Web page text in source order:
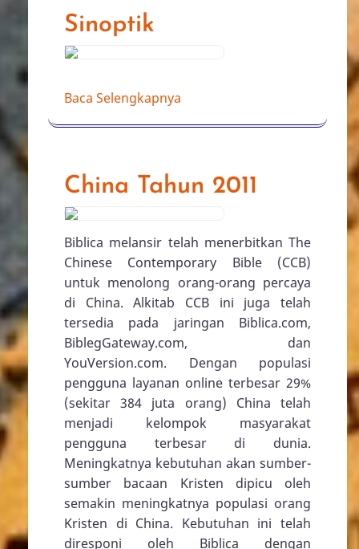
Sinoptik
Baca Selengkapnya
China Tahun 2011
Biblica melansir telah menerbitkan The
Chinese Contemporary Bible (CCB)
untuk menolong orang-orang percaya
di China. Alkitab CCB ini juga telah
tersedia pada jaringan Biblica.com,
BiblegGateway.com, dan
YouVersion.com. Dengan populasi
pengguna layanan online terbesar 29%
(sekitar 384 juta orang) China telah
menjadi kelompok masyarakat
pengguna terbesar di dunia.
Meningkatnya kebutuhan akan sumber-
sumber bacaan Kristen dipicu oleh
semakin meningkatnya populasi orang
Kristen di China. Kebutuhan ini telah
diresponi oleh Biblica dengan